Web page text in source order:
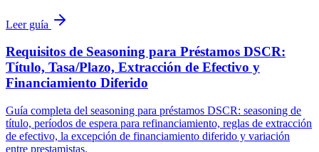
Leer guía
Requisitos de Seasoning para Préstamos DSCR:
Título, Tasa/Plazo, Extracción de Efectivo y
Financiamiento Diferido
Guía completa del seasoning para préstamos DSCR: seasoning de
título, períodos de espera para refinanciamiento, reglas de extracción
de efectivo, la excepción de financiamiento diferido y variación
entre prestamistas.